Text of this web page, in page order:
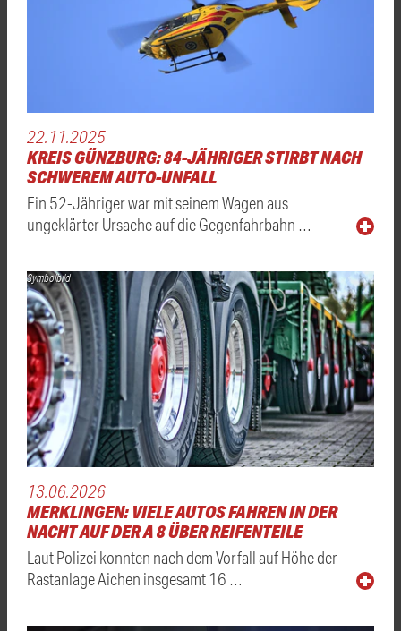
22.11.2025
KREIS GÜNZBURG: 84-JÄHRIGER STIRBT NACH
SCHWEREM AUTO-UNFALL
Ein 52-Jähriger war mit seinem Wagen aus
ungeklärter Ursache auf die Gegenfahrbahn …
Symbolbild
13.06.2026
MERKLINGEN: VIELE AUTOS FAHREN IN DER
NACHT AUF DER A 8 ÜBER REIFENTEILE
Laut Polizei konnten nach dem Vorfall auf Höhe der
Rastanlage Aichen insgesamt 16 …